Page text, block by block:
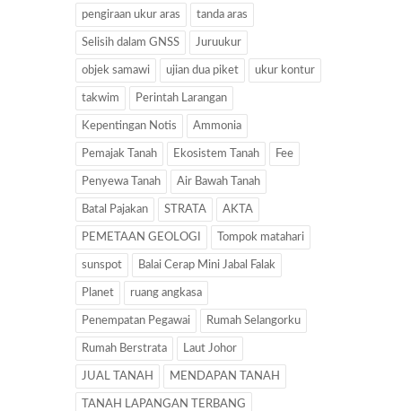
pengiraan ukur aras tanda aras
Selisih dalam GNSS Juruukur
objek samawi ujian dua piket ukur kontur
takwim Perintah Larangan
Kepentingan Notis Ammonia
Pemajak Tanah Ekosistem Tanah Fee
Penyewa Tanah Air Bawah Tanah
Batal Pajakan STRATA AKTA
PEMETAAN GEOLOGI Tompok matahari
sunspot Balai Cerap Mini Jabal Falak
Planet ruang angkasa
Penempatan Pegawai Rumah Selangorku
Rumah Berstrata Laut Johor
JUAL TANAH MENDAPAN TANAH
TANAH LAPANGAN TERBANG